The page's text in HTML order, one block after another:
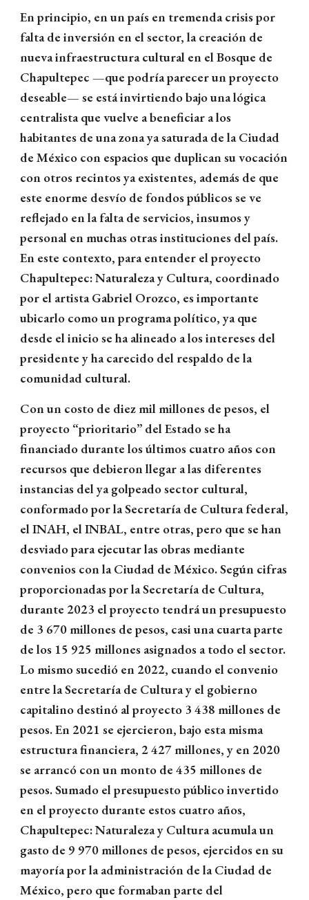
En principio, en un país en tremenda crisis por
falta de inversión en el sector, la creación de
nueva infraestructura cultural en el Bosque de
Chapultepec —que podría parecer un proyecto
deseable— se está invirtiendo bajo una lógica
centralista que vuelve a beneficiar a los
habitantes de una zona ya saturada de la Ciudad
de México con espacios que duplican su vocación
con otros recintos ya existentes, además de que
este enorme desvío de fondos públicos se ve
reflejado en la falta de servicios, insumos y
personal en muchas otras instituciones del país.
En este contexto, para entender el proyecto
Chapultepec: Naturaleza y Cultura, coordinado
por el artista Gabriel Orozco, es importante
ubicarlo como un programa político, ya que
desde el inicio se ha alineado a los intereses del
presidente y ha carecido del respaldo de la
comunidad cultural.
Con un costo de diez mil millones de pesos, el
proyecto “prioritario” del Estado se ha
financiado durante los últimos cuatro años con
recursos que debieron llegar a las diferentes
instancias del ya golpeado sector cultural,
conformado por la Secretaría de Cultura federal,
el INAH, el INBAL, entre otras, pero que se han
desviado para ejecutar las obras mediante
convenios con la Ciudad de México. Según cifras
proporcionadas por la Secretaría de Cultura,
durante 2023 el proyecto tendrá un presupuesto
de 3 670 millones de pesos, casi una cuarta parte
de los 15 925 millones asignados a todo el sector.
Lo mismo sucedió en 2022, cuando el convenio
entre la Secretaría de Cultura y el gobierno
capitalino destinó al proyecto 3 438 millones de
pesos. En 2021 se ejercieron, bajo esta misma
estructura financiera, 2 427 millones, y en 2020
se arrancó con un monto de 435 millones de
pesos. Sumado el presupuesto público invertido
en el proyecto durante estos cuatro años,
Chapultepec: Naturaleza y Cultura acumula un
gasto de 9 970 millones de pesos, ejercidos en su
mayoría por la administración de la Ciudad de
México, pero que formaban parte del